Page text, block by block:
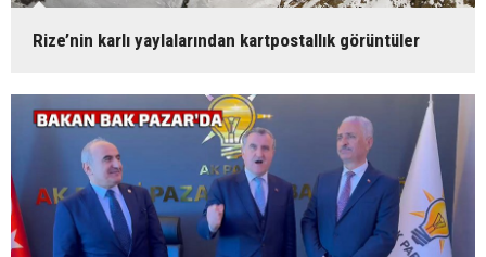
Rize’nin karlı yaylalarından kartpostallık görüntüler